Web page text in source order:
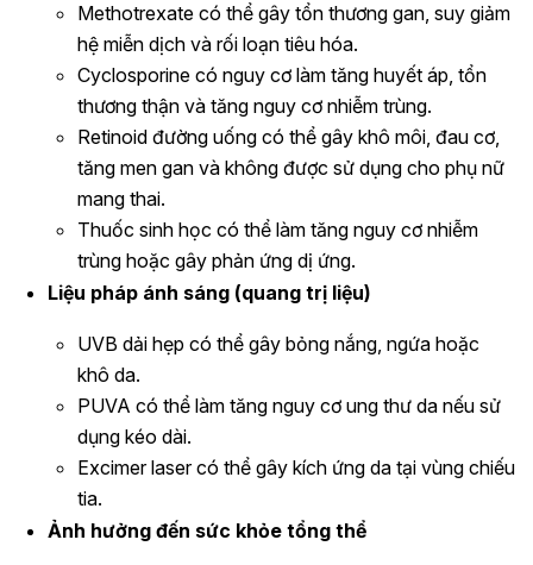
Methotrexate có thể gây tổn thương gan, suy giảm
hệ miễn dịch và rối loạn tiêu hóa.
Cyclosporine có nguy cơ làm tăng huyết áp, tổn
thương thận và tăng nguy cơ nhiễm trùng.
Retinoid đường uống có thể gây khô môi, đau cơ,
tăng men gan và không được sử dụng cho phụ nữ
mang thai.
Thuốc sinh học có thể làm tăng nguy cơ nhiễm
trùng hoặc gây phản ứng dị ứng.
Liệu pháp ánh sáng (quang trị liệu)
UVB dải hẹp có thể gây bỏng nắng, ngứa hoặc
khô da.
PUVA có thể làm tăng nguy cơ ung thư da nếu sử
dụng kéo dài.
Excimer laser có thể gây kích ứng da tại vùng chiếu
tia.
Ảnh hưởng đến sức khỏe tổng thể